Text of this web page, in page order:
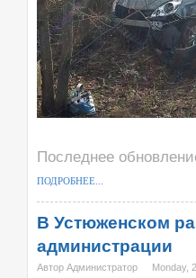
Последнее
ПОДРОБНЕЕ...
В Устюженском
администрации
Автор Администратор Monday,